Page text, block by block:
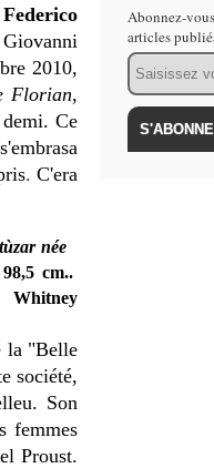
Federico
Giovanni
2010,
Florian,
Ce
.C'era
née
cm..
Whitney
la "Belle
société,
Son
femmes
Proust.
Abonnez-
articles
Email